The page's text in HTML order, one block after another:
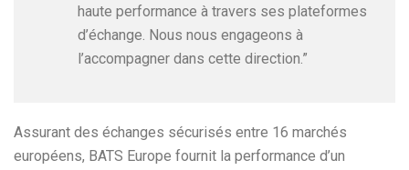
haute performance à travers ses plateformes
d’échange. Nous nous engageons à
l’accompagner dans cette direction.”
Assurant des échanges sécurisés entre 16 marchés
européens, BATS Europe fournit la performance d’un